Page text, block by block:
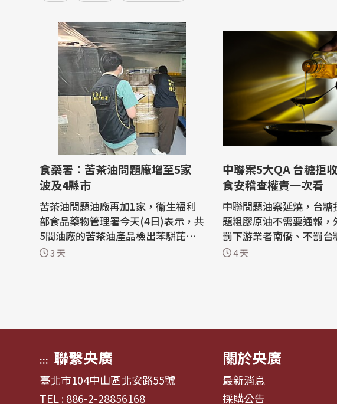
食藥署：苦茶油問題廠增至5家
波及4縣市
苦茶油問題油廠再加1家，衛生福利
部食品藥物管理署今天(4日)表示，共
5間油廠的苦茶油產品檢出苯駢芘超
標，包括連淨、源春、農七十、德
3 天
中聯案5大QA 台糖拒
食安稽查權責一次看
中聯問題油案延燒，台糖
題粗膠原油不需要通報，
罰下游業者南僑、不罰台
安稽查到底是中央還是地
4 天
::: 聯繫央廣
臺北市104中山區北安路55號
TEL : 886-2-28856168
關於央廣
最新消息
採購公告